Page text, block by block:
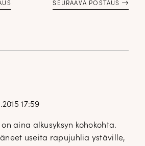
SEURAAVA POSTAUS
17:59
aina alkusyksyn kohokohta.
useita rapujuhlia ystäville,